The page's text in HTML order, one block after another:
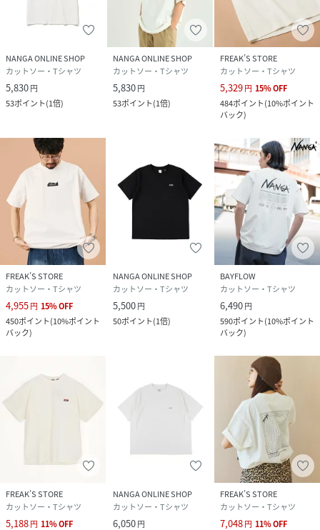
※紡績の際、ほかの色と繊維が混ざってしまうことがござい
ますが、リサイクル繊維の特性となっておりますので、予め
ご了承ご理解の程よろしくお願い致します。
性別タイプ ユニセックス
Ferre Yarn(ポリエステル
FREE
FREE
NY8996_N2500
N2500-1M025Z-001-074 NY8996
NANGA ONLINE SHOP
カットソー・Tシャツ
5,830円
53ポイント(1倍)
NANGA ONLINE SHOP
カットソー・Tシャツ
5,830円
53ポイント(1倍)
FREAK’S STORE
カットソー・Tシャツ
5,329円 15%OFF
484ポイント(10%ポイント
バック)
FREAK’S STORE
カットソー・Tシャツ
4,955円 15%OFF
450ポイント(10%ポイント
バック)
NANGA ONLINE SHOP
カットソー・Tシャツ
5,500円
50ポイント(1倍)
BAYFLOW
カットソー・Tシャツ
6,490円
590ポイント(10%ポイント
バック)
FREAK’S STORE
カットソー・Tシャツ
5,188円 11%OFF
NANGA ONLINE SHOP
カットソー・Tシャツ
6,050円
FREAK’S STORE
カットソー・Tシャツ
7,048円 11%OFF